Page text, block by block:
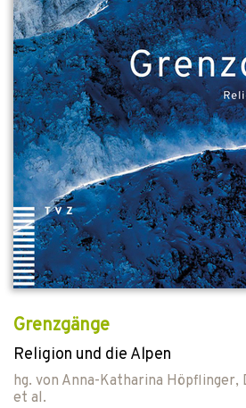
Grenzgänge
Religion und die Alpen
hg. von Anna-Katharina Höpflinger,
et al.